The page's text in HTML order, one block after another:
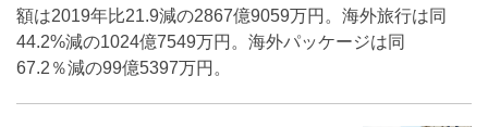
額は2019年比21.9減の2867億9059万円。海外旅行は同
44.2%減の1024億7549万円。海外パッケージは同
67.2％減の99億5397万円。